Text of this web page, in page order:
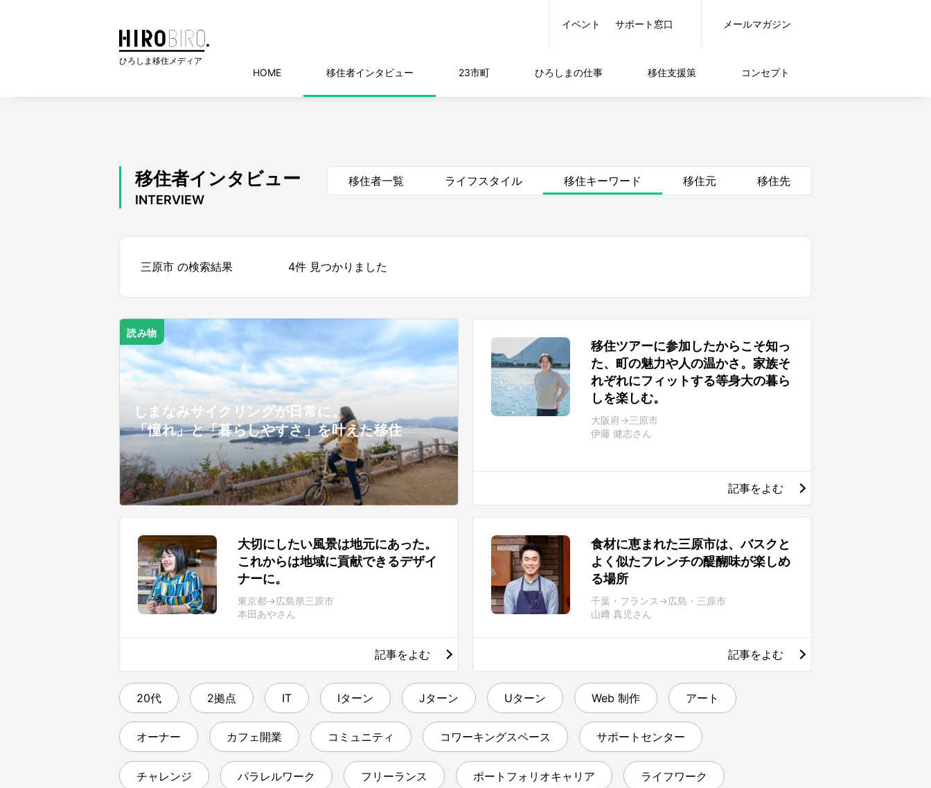
HOME 移住者インタビュー 23市町 ひろしまの仕事 移住支援策 コンセプト
イベント サポート窓口 メールマガジン
移住者インタビュー
INTERVIEW
移住者一覧 ライフスタイル 移住キーワード 移住元 移住先
三原市 の検索結果 4件 見つかりました
読み物
しまなみサイクリングが日常に。
「憧れ」と「暮らしやすさ」を叶えた移住
移住ツアーに参加したからこそ知っ
た、町の魅力や人の温かさ。家族そ
れぞれにフィットする等身大の暮ら
しを楽しむ。
大阪府→三原市
伊藤 健志さん
記事をよむ
大切にしたい風景は地元にあった。
これからは地域に貢献できるデザイ
ナーに。
東京都→広島県三原市
本田あやさん
記事をよむ
食材に恵まれた三原市は、バスクと
よく似たフレンチの醍醐味が楽しめ
る場所
千葉・フランス→広島・三原市
山﨑 真児さん
記事をよむ
20代 2拠点 IT Iターン Jターン Uターン Web 制作 アート
オーナー カフェ開業 コミュニティ コワーキングスペース サポートセンター
チャレンジ パラレルワーク フリーランス ポートフォリオキャリア ライフワーク